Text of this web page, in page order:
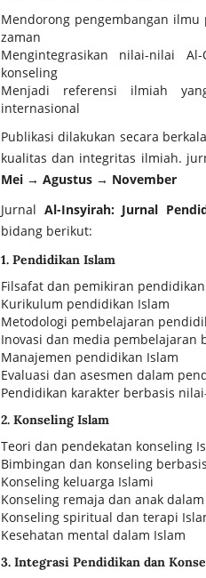
Mendorong pengembangan
zaman
Mengintegrasikan nilai-nilai
konseling
Menjadi referensi ilmiah
internasional
Publikasi dilakukan secara
kualitas dan integritas ilmiah.
Mei → Agustus → November
Jurnal Al-Insyirah: Jurnal
bidang berikut:
1. Pendidikan Islam
Filsafat dan pemikiran
Kurikulum pendidikan Islam
Metodologi pembelajaran
Inovasi dan media pembelajaran
Manajemen pendidikan Islam
Evaluasi dan asesmen dalam
Pendidikan karakter berbasis
2. Konseling Islam
Teori dan pendekatan konseling
Bimbingan dan konseling
Konseling keluarga Islami
Konseling remaja dan anak
Konseling spiritual dan terapi
Kesehatan mental dalam Islam
3. Integrasi Pendidikan dan